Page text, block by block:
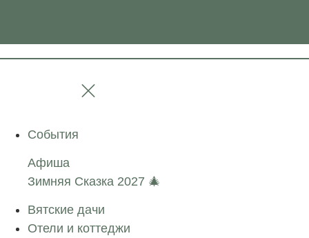
События
Афиша
Зимняя Сказка 2027 🎄
Вятские дачи
Отели и коттеджи